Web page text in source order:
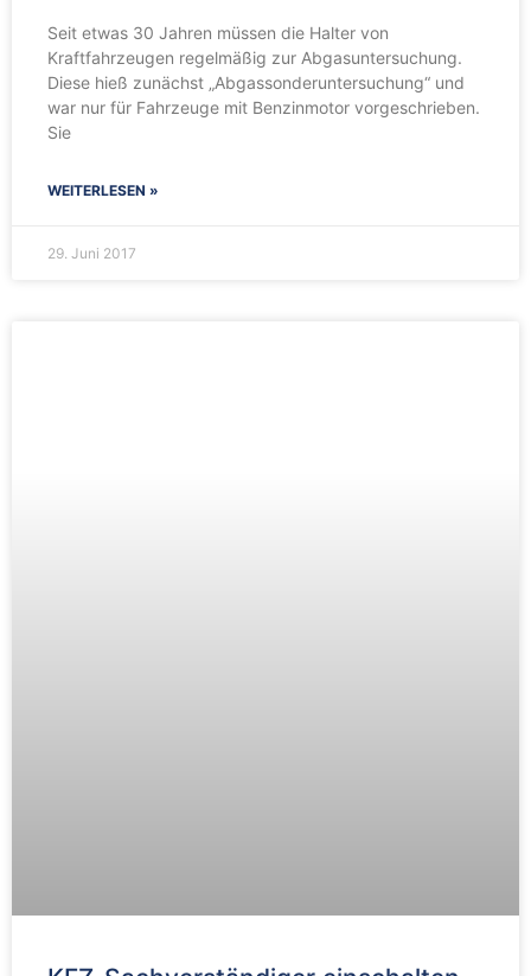
Seit etwas 30 Jahren müssen die Halter von
Kraftfahrzeugen regelmäßig zur Abgasuntersuchung.
Diese hieß zunächst „Abgassonderuntersuchung“ und
war nur für Fahrzeuge mit Benzinmotor vorgeschrieben.
Sie
WEITERLESEN »
29. Juni 2017